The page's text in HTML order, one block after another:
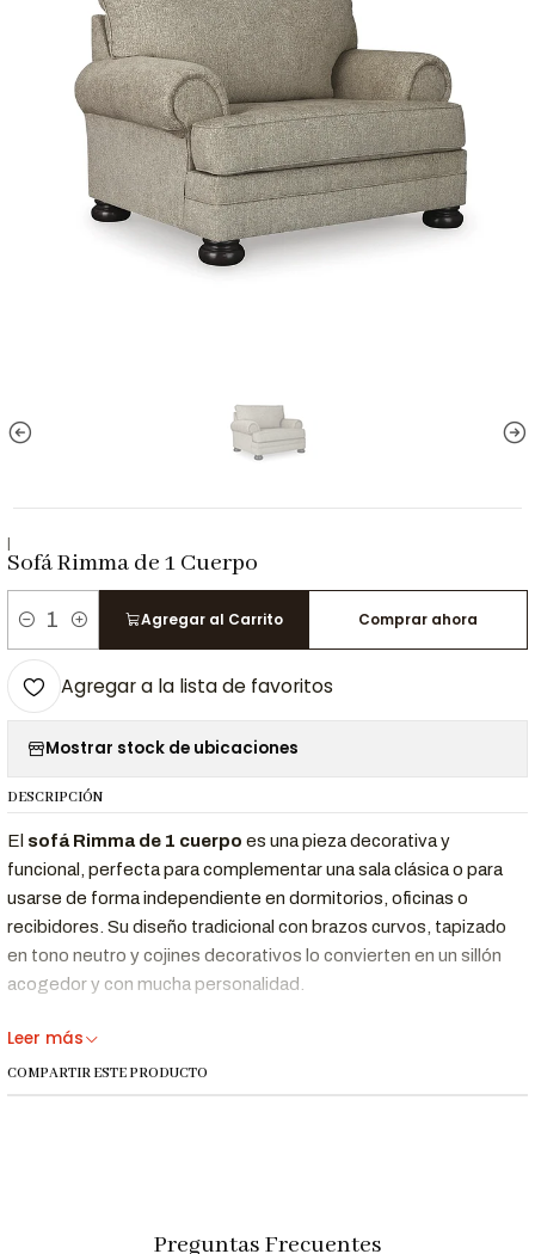
|
Sofá Rimma de 1 Cuerpo
Cantidad
Agregar al Carrito Comprar ahora
Agregar a la lista de favoritos
Mostrar stock de ubicaciones
DESCRIPCIÓN
El sofá Rimma de 1 cuerpo es una pieza decorativa y
funcional, perfecta para complementar una sala clásica o para
usarse de forma independiente en dormitorios, oficinas o
recibidores. Su diseño tradicional con brazos curvos, tapizado
en tono neutro y cojines decorativos lo convierten en un sillón
acogedor y con mucha personalidad.
Además, sus
Leer más
COMPARTIR ESTE PRODUCTO
Preguntas Frecuentes